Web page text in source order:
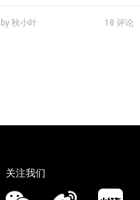
by 秋小叶 18 评论
关注我们